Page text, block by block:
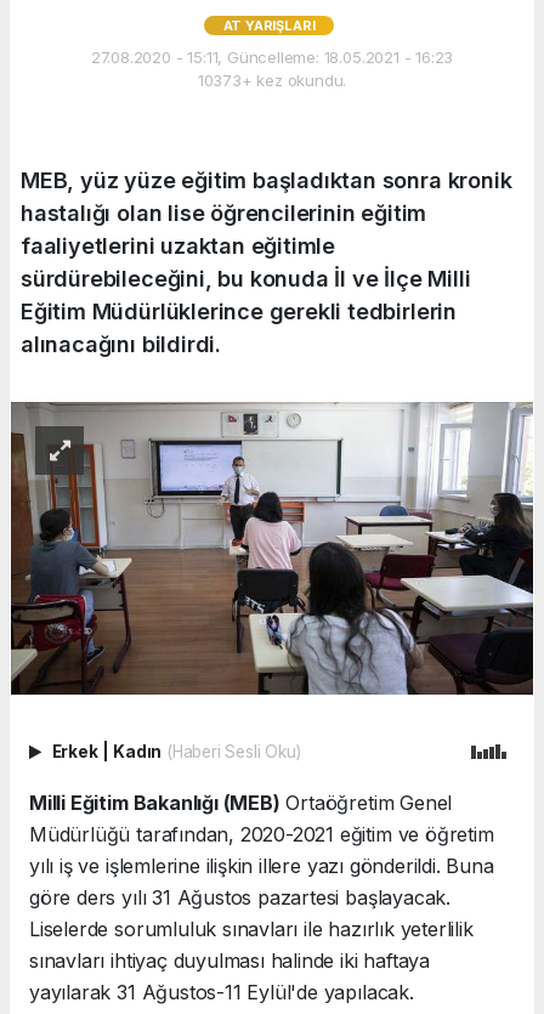
AT YARIŞLARI
27.08.2020 - 15:11, Güncelleme: 18.05.2021 - 16:23
10373+ kez okundu.
MEB, yüz yüze eğitim başladıktan sonra kronik
hastalığı olan lise öğrencilerinin eğitim
faaliyetlerini uzaktan eğitimle
sürdürebileceğini, bu konuda İl ve İlçe Milli
Eğitim Müdürlüklerince gerekli tedbirlerin
alınacağını bildirdi.
Erkek Kadın (Haberi Sesli Oku)
Milli Eğitim Bakanlığı (MEB) Ortaöğretim Genel
Müdürlüğü tarafından, 2020-2021 eğitim ve öğretim
yılı iş ve işlemlerine ilişkin illere yazı gönderildi. Buna
göre ders yılı 31 Ağustos pazartesi başlayacak.
Liselerde sorumluluk sınavları ile hazırlık yeterlilik
sınavları ihtiyaç duyulması halinde iki haftaya
yayılarak 31 Ağustos-11 Eylül'de yapılacak.